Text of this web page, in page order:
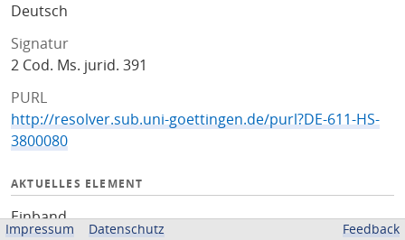
Deutsch
Signatur
2 Cod. Ms. jurid. 391
PURL
http://resolver.sub.uni-goettingen.de/purl?DE-611-HS-
3800080
AKTUELLES ELEMENT
Einband
Impressum Datenschutz Feedback